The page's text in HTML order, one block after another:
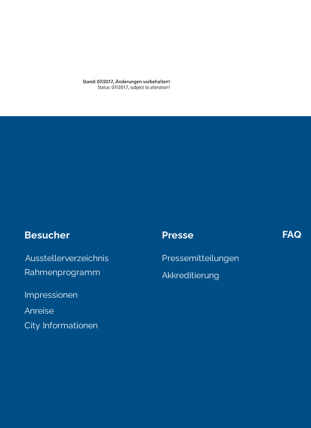
Besucher Presse FAQ
Ausstellerverzeichnis
Rahmenprogramm
Impressionen
Anreise
City Informationen
Pressemitteilungen
Akkreditierung